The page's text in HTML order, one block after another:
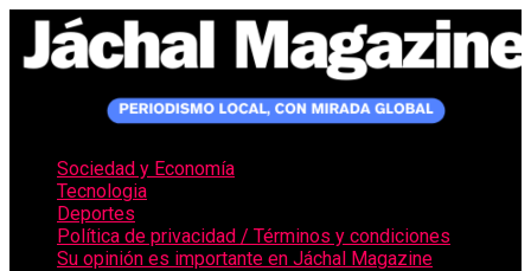
Sociedad y Economía
Tecnologia
Deportes
Política de privacidad / Términos y condiciones
Su opinión es importante en Jáchal Magazine